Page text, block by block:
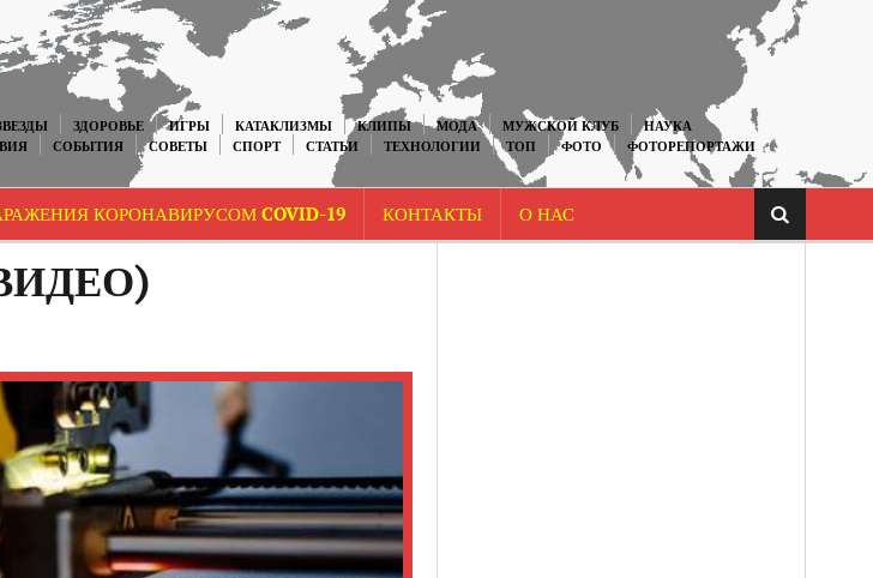
ЗДОРОВЬЕ ИГРЫ КАТАКЛИЗМЫ КЛИПЫ МОДА МУЖСКОЙ КЛУБ
НАУКА
СОБЫТИЯ СОВЕТЫ СПОРТ СТАТЬИ ТЕХНОЛОГИИ ТОП ФОТО
ФОТОРЕПОРТАЖИ
КОРОНАВИРУСОМ COVID-19 КОНТАКТЫ О НАС